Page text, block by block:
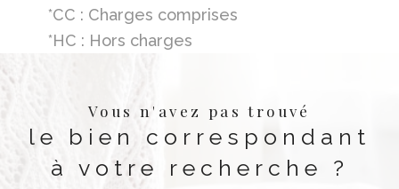
*CC : Charges comprises
*HC : Hors charges
Vous n'avez pas trouvé
le bien correspondant
à votre recherche ?